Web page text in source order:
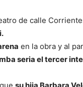
de calle
en la obra y al
seria el tercer